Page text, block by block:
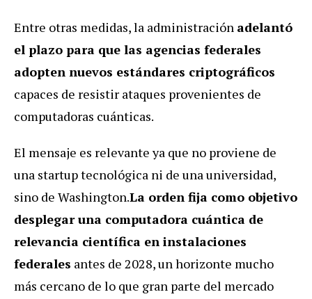
Entre otras medidas, la administración adelantó
el plazo para que las agencias federales
adopten nuevos estándares criptográficos
capaces de resistir ataques provenientes de
computadoras cuánticas.
El mensaje es relevante ya que no proviene de
una startup tecnológica ni de una universidad,
sino de Washington.La orden fija como objetivo
desplegar una computadora cuántica de
relevancia científica en instalaciones
federales antes de 2028, un horizonte mucho
más cercano de lo que gran parte del mercado